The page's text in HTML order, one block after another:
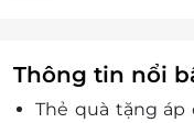
Tp.Vũng Tàu, Tỉnh
Bình Dương
Thông tin nổi
Thẻ quà tặng